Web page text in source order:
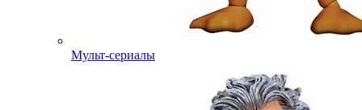
Мульт-сериалы